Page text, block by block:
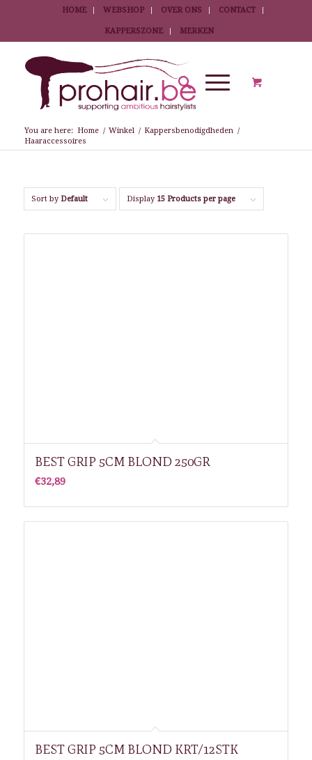
HOME WEBSHOP OVER ONS CONTACT
KAPPERSZONE MERKEN
You are here: Home / Winkel / Kappersbenodigdheden /
Haaraccessoires
Sort byDefault Display 15 Products per page
BEST GRIP 5CM BLOND 250GR
€32,89
BEST GRIP 5CM BLOND KRT/12STK